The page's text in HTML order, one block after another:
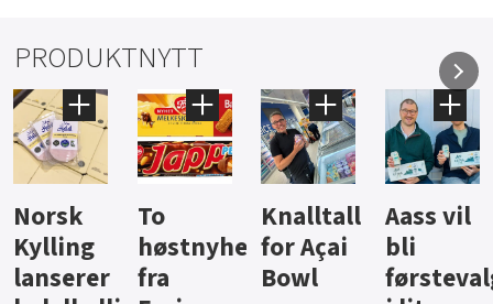
PRODUKTNYTT
Knalltall
for Açai
Bowl
Aass vil
bli
førstevalg
Brus og
jus fra
Berentsen
Hard
iste fra
Hansa